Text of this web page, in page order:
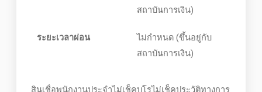
สถาบันการเงิน)
ระยะเวลาผ่อน
ไม่กำหนด (ขึ้นอยู่กับ
สถาบันการเงิน)
สินเชื่อพนักงานประจำไม่เช็คบูโรไม่เช็คประวัติทางการ